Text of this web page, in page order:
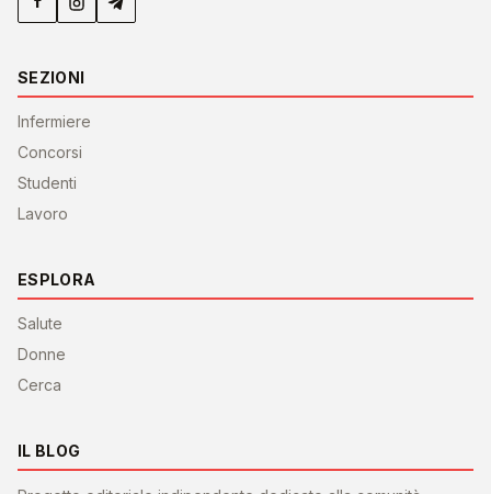
SEZIONI
Infermiere
Concorsi
Studenti
Lavoro
ESPLORA
Salute
Donne
Cerca
IL BLOG